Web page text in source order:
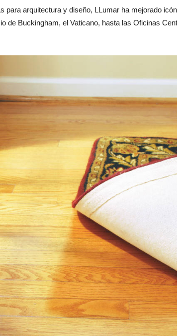
arquitectura y diseño, LLumar ha mejorado
Buckingham, el Vaticano, hasta las Oficinas